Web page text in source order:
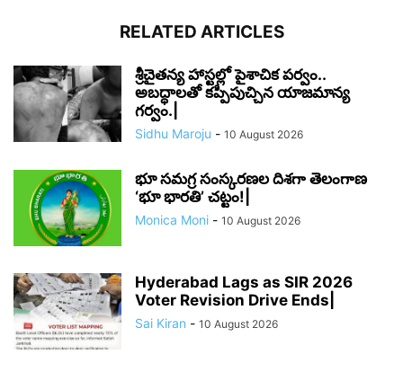
RELATED ARTICLES
శ్రీచైతన్య హాస్టల్లో పైశాచిక పర్వం..
అబద్ధాలతో కప్పిపుచ్చిన యాజమాన్య
గర్వం.|
Sidhu Maroju - 10 August 2026
భూ సమగ్ర సంస్కరణల దిశగా తెలంగాణ
‘భూ భారతి’ చట్టం!|
Monica Moni - 10 August 2026
Hyderabad Lags as SIR 2026
Voter Revision Drive Ends|
Sai Kiran - 10 August 2026